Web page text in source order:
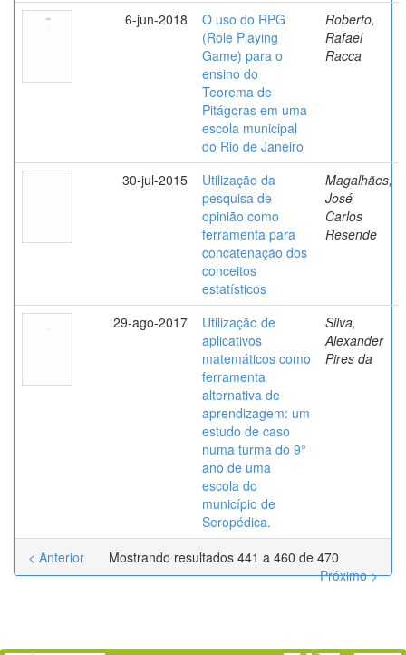
6-jun-2018
O uso do RPG
(Role Playing
Game) para o
ensino do
Teorema de
Pitágoras em uma
escola municipal
do Rio de Janeiro
Roberto,
Rafael
Racca
30-jul-2015
Utilização da
pesquisa de
opinião como
ferramenta para
concatenação dos
conceitos
estatísticos
Magalhães,
José
Carlos
Resende
29-ago-2017
Utilização de
aplicativos
matemáticos como
ferramenta
alternativa de
aprendizagem: um
estudo de caso
numa turma do 9°
ano de uma
escola do
município de
Seropédica.
Silva,
Alexander
Pires da
Mostrando resultados 441 a 460 de 470
< Anterior
Próximo >